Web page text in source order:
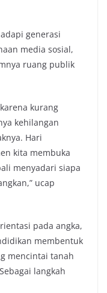
generasi
media sosial,
ruang publik
kurang
kehilangan
Hari
kita membuka
menyadari siapa
ucap
pada angka,
membentuk
mencintai tanah
langkah